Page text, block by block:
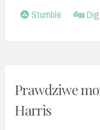
Stumble
Prawdziwe
Harris